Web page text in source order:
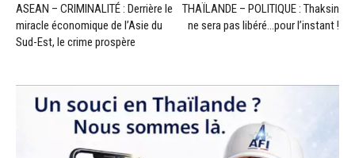
ASEAN – CRIMINALITÉ : Derrière le
miracle économique de l’Asie du
Sud-Est, le crime prospère
THAÏLANDE – POLITIQUE : Thaksin
ne sera pas libéré…pour l’instant !